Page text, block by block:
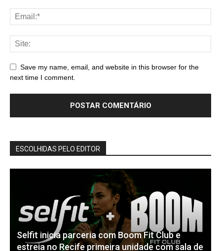
Save my name, email, and website in this browser for the
next time I comment.
ESCOLHIDAS PELO EDITOR
Selfit inicia parceria com Boom Fit Club e
estreia no Recife primeira unidade com sala de